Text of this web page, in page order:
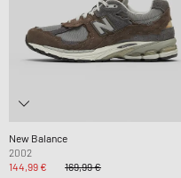
New Balance
2002
144,99 €
169,99 €